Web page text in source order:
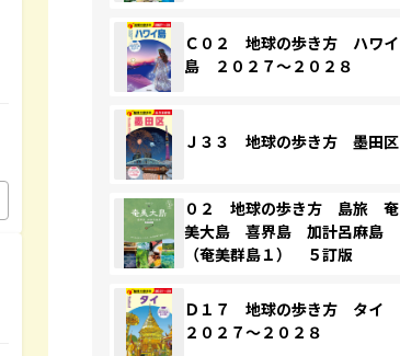
Ｃ０２ 地球の歩き方 ハワイ
島 ２０２７～２０２８
Ｊ３３ 地球の歩き方 墨田区
０２ 地球の歩き方 島旅 奄
美大島 喜界島 加計呂麻島
（奄美群島１） ５訂版
Ｄ１７ 地球の歩き方 タイ
２０２７～２０２８